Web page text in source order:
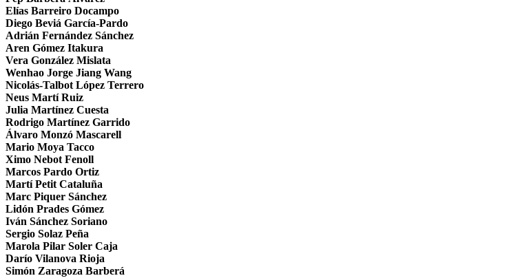
Elías Barreiro Docampo
Diego Beviá García-Pardo
Adrián Fernández Sánchez
Aren Gómez Itakura
Vera González Mislata
Wenhao Jorge Jiang Wang
Nicolás-Talbot López Terrero
Neus Martí Ruiz
Julia Martínez Cuesta
Rodrigo Martínez Garrido
Álvaro Monzó Mascarell
Mario Moya Tacco
Ximo Nebot Fenoll
Marcos Pardo Ortiz
Martí Petit Cataluña
Marc Piquer Sánchez
Lidón Prades Gómez
Iván Sánchez Soriano
Sergio Solaz Peña
Marola Pilar Soler Caja
Darío Vilanova Rioja
Simón Zaragoza Barberá